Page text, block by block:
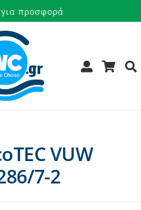
προσφορά
VUW
7-2